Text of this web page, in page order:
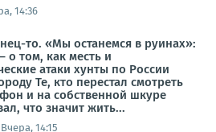
14:36
то. «Мы останемся в руинах»:
о том, как месть и
атаки хунты по России
Те, кто перестал смотреть
и на собственной шкуре
что значит жить...
Вчера, 14:15